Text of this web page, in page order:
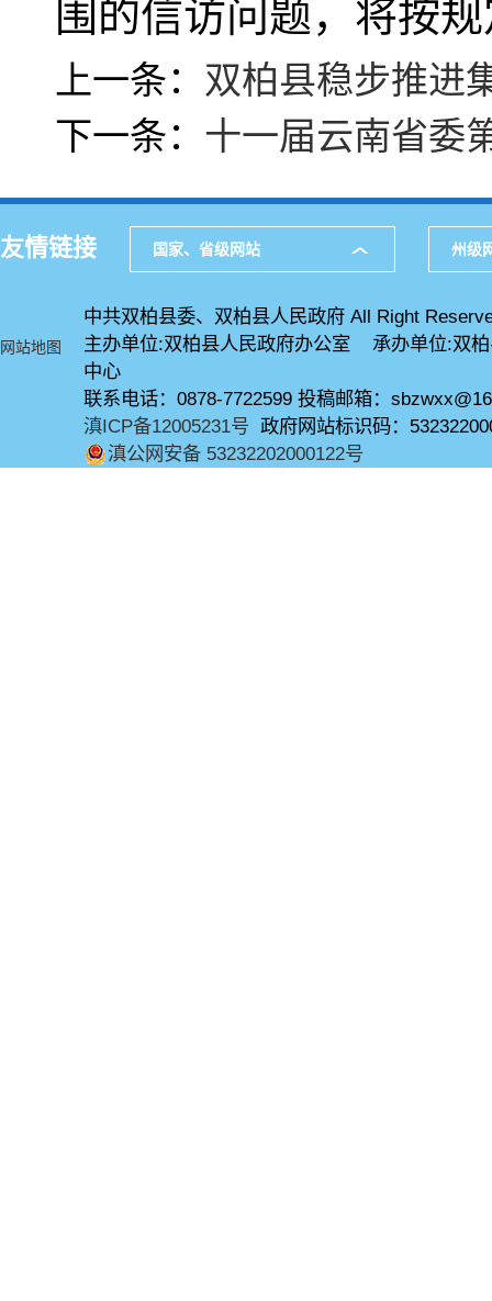
围的信访问题，将按
上一条： 双柏县稳步推进
下一条： 十一届云南省委
友情链接 国家、省级网站 州级
网站地图
中共双柏县委、双柏县人民政府 All Right
主办单位:双柏县人民政府办公室 承办单位:双
中心
联系电话：0878-7722599 投稿邮箱：
滇ICP备12005231号 政府网站标识码：
滇公网安备 53232202000122号